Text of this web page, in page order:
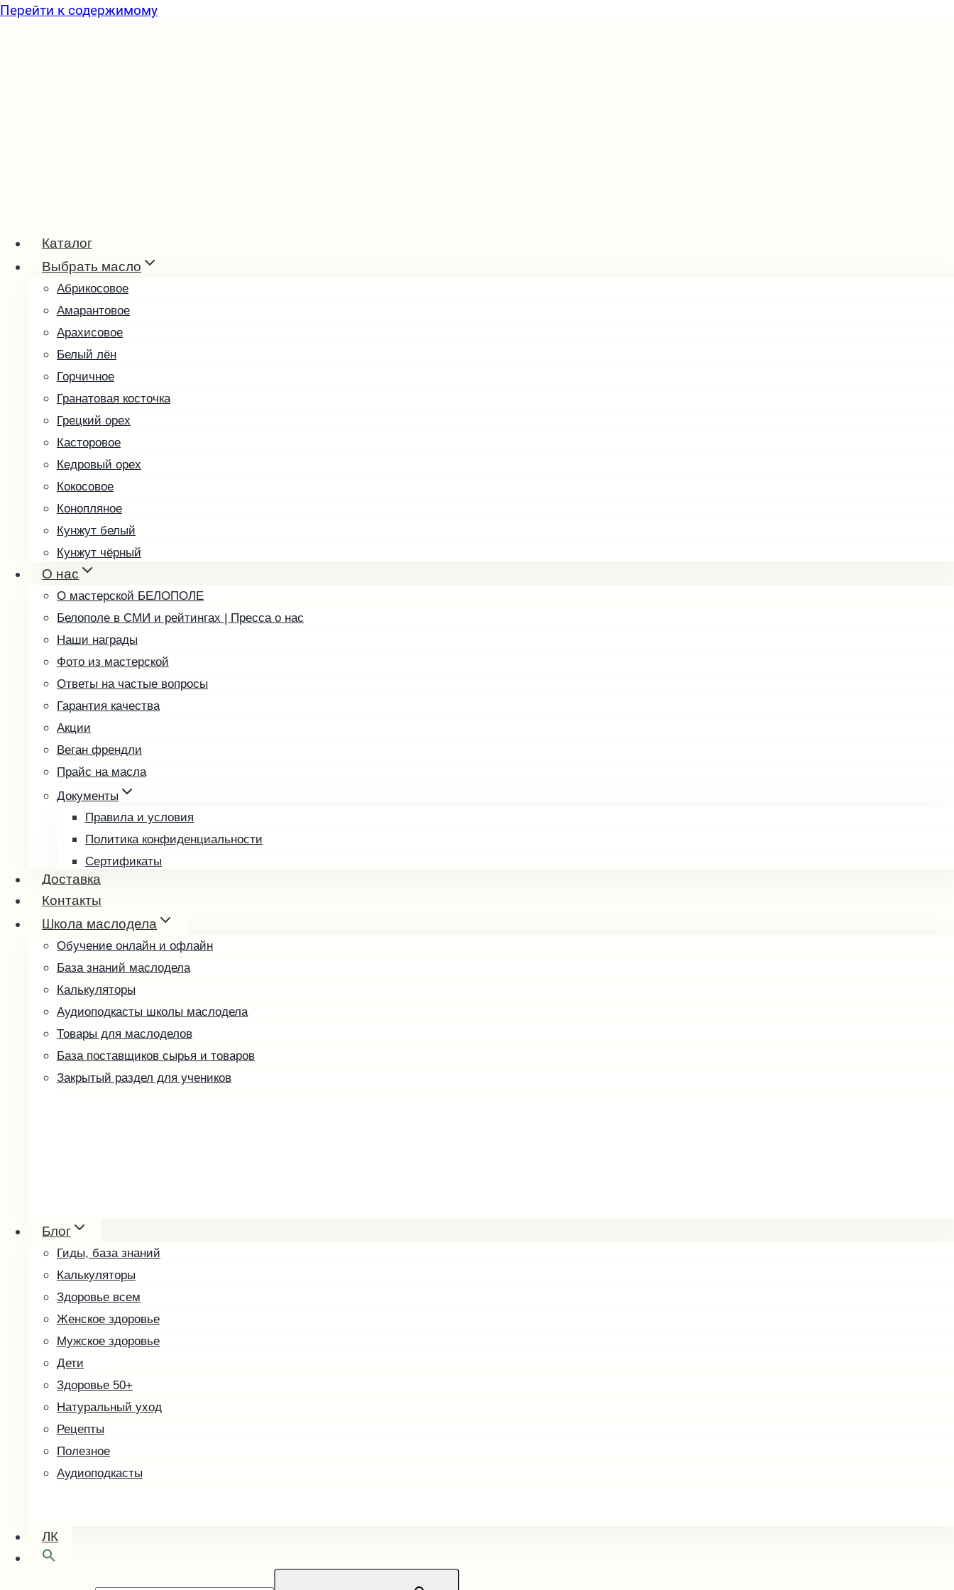
Перейти к содержимому
Каталог
Выбрать масло
Абрикосовое
Амарантовое
Арахисовое
Белый лён
Горчичное
Гранатовая косточка
Грецкий орех
Касторовое
Кедровый орех
Кокосовое
Конопляное
Кунжут белый
Кунжут чёрный
Льняное
Маковое
Миндальное
Облепиховое
Подсолнечное
Расторопша
Редечное
Рыжиковое
Тыквенное
Фундучное
Чиа
Чёрный тмин
Пробные наборы
Подарочные наборы
Подарочные карты
Выбрать подарочную карту
Проверить баланс
Косметика
Упаковка и оформление
Другие товары
Скоро в продаже
Кофе зелёный
Малины косточка
О нас
О мастерской БЕЛОПОЛЕ
Белополе в СМИ и рейтингах | Пресса о нас
Наши награды
Фото из мастерской
Ответы на частые вопросы
Гарантия качества
Акции
Веган френдли
Прайс на масла
Документы
Правила и условия
Политика конфиденциальности
Сертификаты
Возврат и обмен товара
Доставка
Контакты
Школа маслодела
Обучение онлайн и офлайн
База знаний маслодела
Калькуляторы
Аудиоподкасты школы маслодела
Товары для маслоделов
База поставщиков сырья и товаров
Закрытый раздел для учеников
Блог
Гиды, база знаний
Калькуляторы
Здоровье всем
Женское здоровье
Мужское здоровье
Дети
Здоровье 50+
Натуральный уход
Рецепты
Полезное
Аудиоподкасты
ЛК